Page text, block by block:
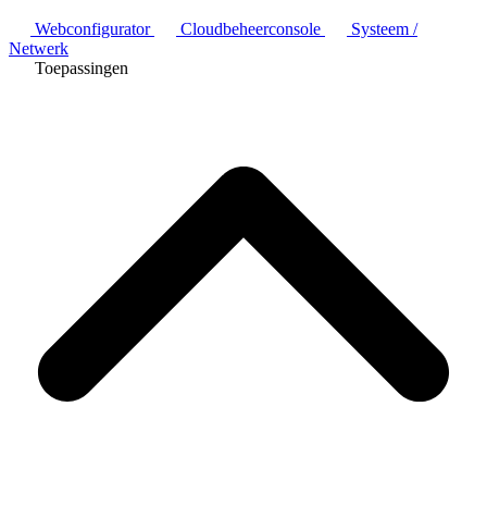
Webconfigurator Cloudbeheerconsole
Systeem /
Netwerk
Toepassingen